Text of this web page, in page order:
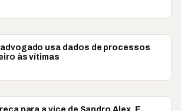
usa dados de processos
às vítimas